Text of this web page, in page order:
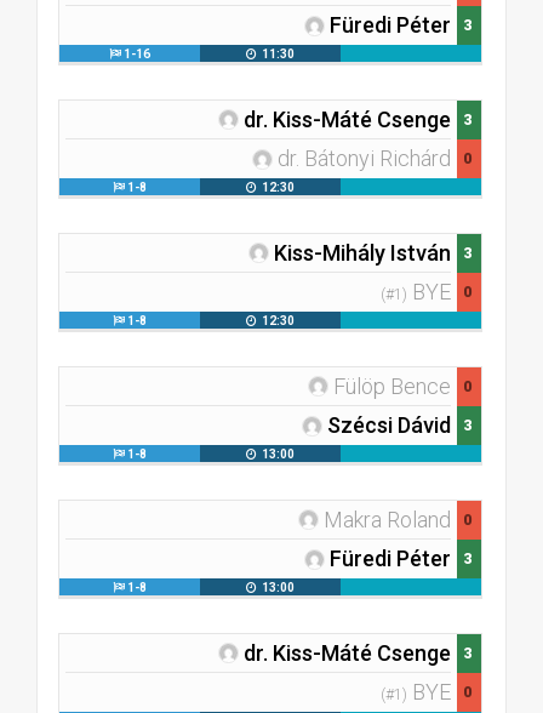
Füredi Péter
3
1-16 11:30
dr. Kiss-Máté Csenge
dr. Bátonyi Richárd
3
0
1-8 12:30
Kiss-Mihály István
(#1) BYE
3
0
1-8 12:30
Fülöp Bence
Szécsi Dávid
0
3
1-8 13:00
Makra Roland
Füredi Péter
0
3
1-8 13:00
dr. Kiss-Máté Csenge
(#1) BYE
3
0